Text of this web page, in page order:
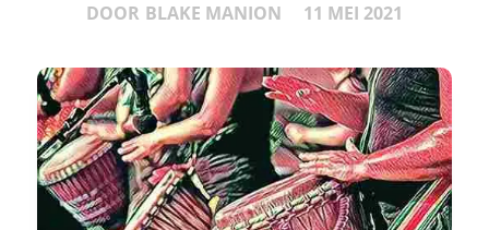
DOOR BLAKE MANION 11 MEI 2021